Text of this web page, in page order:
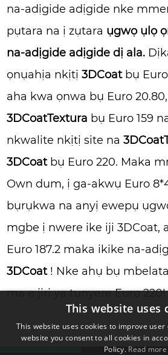
na-adịgide adịgide nke
pụtara na ị zụtara ụgwọ ụlọ
na-adịgide adịgide dị ala.
ọnụahịa nkịtị3DCoatbụ
aha kwa ọnwa bụ Euro
3DCoatTextura bụ Euro 159
nkwalite nkịtị site na
3DCoatbụ Euro 220. Maka
Own dum, ị ga-akwụ Euro
bụrụkwa na anyị ewepụ
mgbe ị nwere ike iji 3DCoat,
Euro 187.2 maka ikike na-
3DCoat! Nke ahụ bụ
ma e jiri ya tụnyere Euro 220!
This website uses
This website uses cookies to improve
website you consent to all cookies in
Policy. Read more